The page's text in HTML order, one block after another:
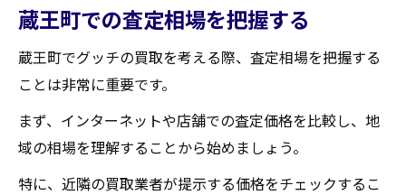
蔵王町での査定相場を把握する
蔵王町でグッチの買取を考える際、査定相場を把握する
ことは非常に重要です。
まず、インターネットや店舗での査定価格を比較し、地
域の相場を理解することから始めましょう。
特に、近隣の買取業者が提示する価格をチェックするこ